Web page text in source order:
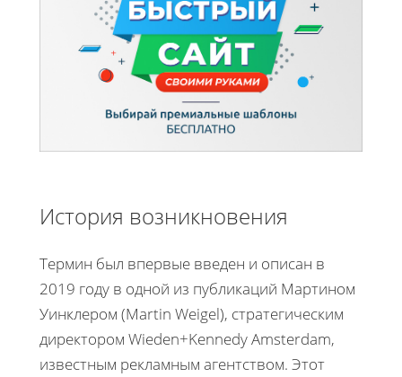
История возникновения
Термин был впервые введен и описан в
2019 году в одной из публикаций Мартином
Уинклером (Martin Weigel), стратегическим
директором Wieden+Kennedy Amsterdam,
известным рекламным агентством. Этот